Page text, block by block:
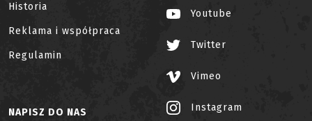
Historia
Reklama i współpraca
Regulamin
Youtube
Twitter
Vimeo
Instagram
NAPISZ DO NAS